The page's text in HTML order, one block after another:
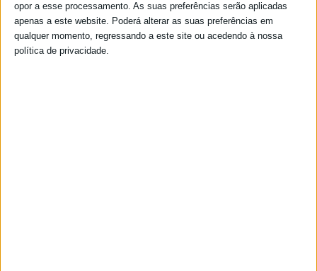
opor a esse processamento. As suas preferências serão aplicadas
apenas a este website. Poderá alterar as suas preferências em
qualquer momento, regressando a este site ou acedendo à nossa
política de privacidade.